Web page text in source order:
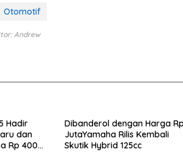
Otomotif
Andrew
Hadir
dan
Rp 400
Dibanderol dengan Harga
JutaYamaha Rilis Kembali
Skutik Hybrid 125cc